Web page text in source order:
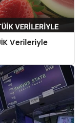
Verileriyle